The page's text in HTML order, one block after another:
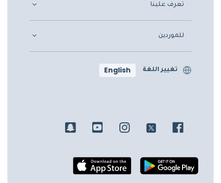
تعرف علينا
للموردين
تغيير اللغة English